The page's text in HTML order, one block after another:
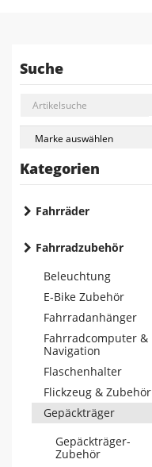
Suche
Kategorien
Fahrräder
Fahrradzubehör
Beleuchtung
E-Bike Zubehör
Fahrradanhänger
Fahrradcomputer &
Navigation
Flaschenhalter
Flickzeug & Zubehör
Gepäckträger
Gepäckträger-
Zubehör